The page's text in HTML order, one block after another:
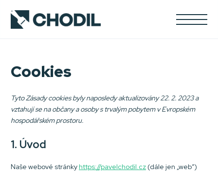
Cookies
Tyto Zásady cookies byly naposledy aktualizovány 22. 2. 2023 a
vztahují se na občany a osoby s trvalým pobytem v Evropském
hospodářském prostoru.
1. Úvod
Naše webové stránky https://pavelchodil.cz (dále jen „web“)